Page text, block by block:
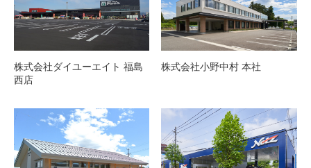
株式会社ダイユーエイト 福島
西店
株式会社小野中村 本社